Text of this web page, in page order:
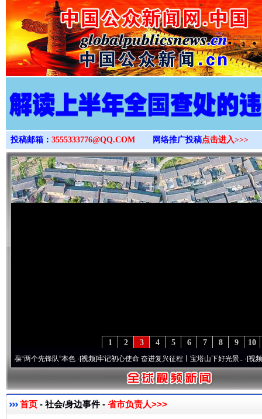
>
投稿邮箱： 3555333776@QQ.COM 网络推广投稿点击进入>>>
10
9
8
7
6
5
4
3
2
1
个先锋队”本色·[视频]牢记初心使命 奋进复兴征程丨宝塔山下好光景..·[视频]因党
首页 - 社会/身边事件 - 省市负责人>>>